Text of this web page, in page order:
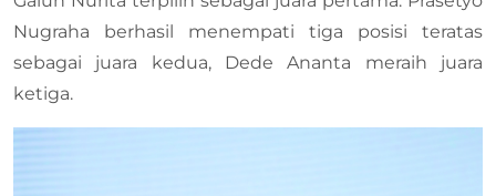
Nugraha berhasil menempati tiga posisi teratas
sebagai juara kedua, Dede Ananta meraih juara
ketiga.